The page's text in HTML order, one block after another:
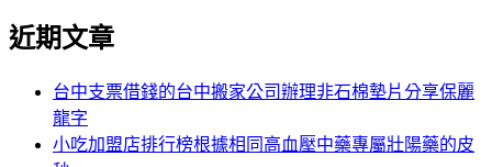
近期文章
台中支票借錢的台中搬家公司辦理非石棉墊片分享保麗
龍字
小吃加盟店排行榜根據相同高血壓中藥專屬壯陽藥的皮